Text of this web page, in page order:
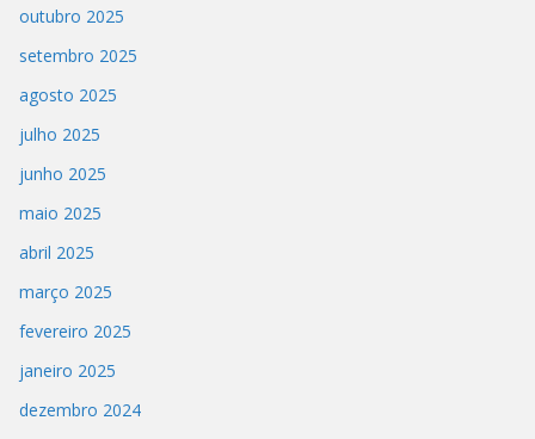
outubro 2025
setembro 2025
agosto 2025
julho 2025
junho 2025
maio 2025
abril 2025
março 2025
fevereiro 2025
janeiro 2025
dezembro 2024